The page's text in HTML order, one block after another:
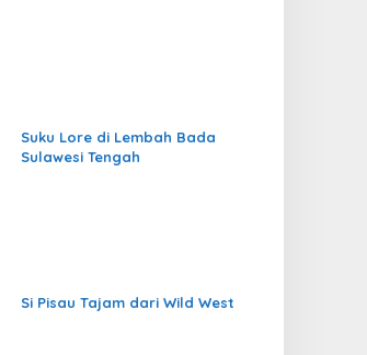
Suku Lore di Lembah Bada
Sulawesi Tengah
Si Pisau Tajam dari Wild West